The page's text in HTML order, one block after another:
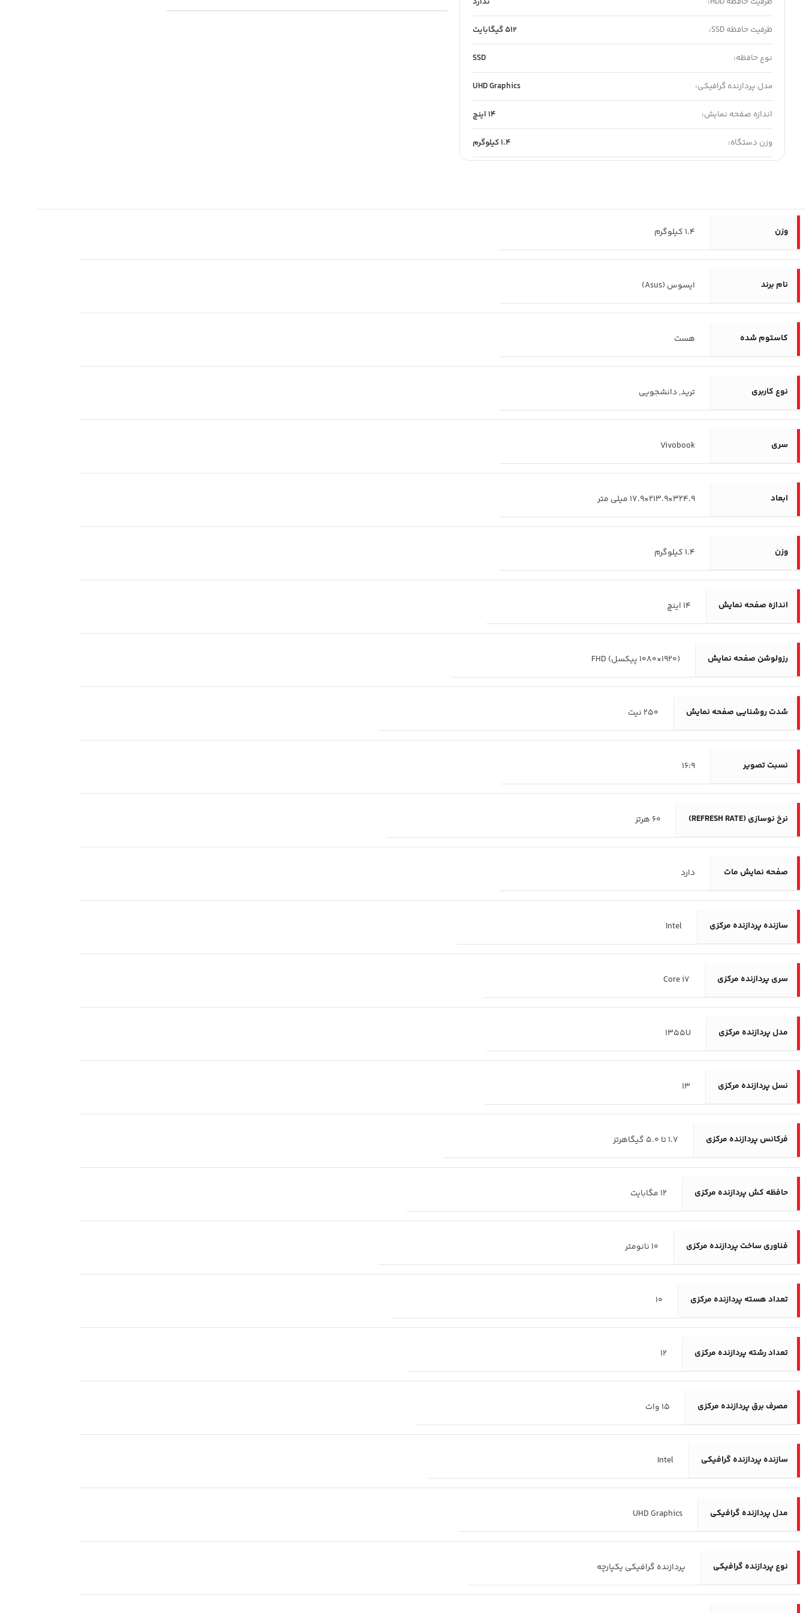
ظرفیت حافظه SSD: 512 گیگابایت
نوع حافظه: SSD
مدل پردازنده گرافیکی: UHD Graphics
اندازه صفحه نمایش: 14 اینچ
وزن دستگاه: 1.4 کیلوگرم
وزن 1.4 کیلوگرم
نام برند ایسوس (Asus)
کاستوم شده هست
نوع کاربری ترید, دانشجویی
سری Vivobook
ابعاد 324.9×213.9×17.9 میلی متر
وزن 1.4 کیلوگرم
اندازه صفحه نمایش 14 اینچ
رزولوشن صفحه نمایش (1920×1080 پیکسل) FHD
شدت روشنایی صفحه نمایش 250 نیت
نسبت تصویر 16:9
نرخ نوسازی (REFRESH RATE) 60 هرتز
صفحه نمایش مات دارد
سازنده پردازنده مرکزی Intel
سری پردازنده مرکزی Core i7
مدل پردازنده مرکزی 1355U
نسل پردازنده مرکزی 13
فرکانس پردازنده‌ مرکزی 1.7 تا 5.0 گیگاهرتز
حافظه کش پردازنده مرکزی 12 مگابایت
فناوری ساخت پردازنده مرکزی 10 نانومتر
تعداد هسته پردازنده مرکزی 10
تعداد رشته پردازنده مرکزی 12
مصرف برق پردازنده مرکزی 15 وات
سازنده پردازنده گرافیکی Intel
مدل پردازنده گرافیکی UHD Graphics
نوع پردازنده گرافیکی پردازنده گرافیکی یکپارچه